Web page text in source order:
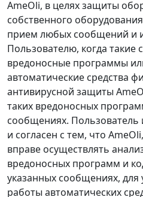
AmeOli, в целях защиты
собственного
прием любых сообщений и
Пользователю, когда
вредоносные программы
автоматические средства
антивирусной защиты
таких вредоносных
сообщениях. Пользователь
и согласен с тем, что
вправе осуществлять
вредоносных программ и
указанных сообщениях, для
работы автоматических